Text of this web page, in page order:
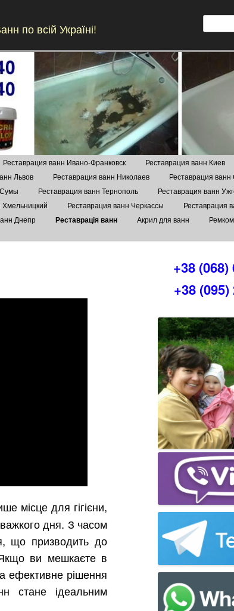
по всій Україні!
Skip to content
Реставрация ванн Ивано-Франковск
Реставрация ванн Киев
Львов Реставрация ванн Николаев
Реставрация ванн
Реставрация ванн Тернополь
Реставрация ванн
Хмельницкий Реставрация ванн Черкассы
Реставрация
Днепр Реставрація ванн Акрил для ванн
місце для гігієни,
дня. З часом
що призводить до
ви мешкаєте в
ефективне рішення
стане ідеальним
+38 (068)
+38 (095)